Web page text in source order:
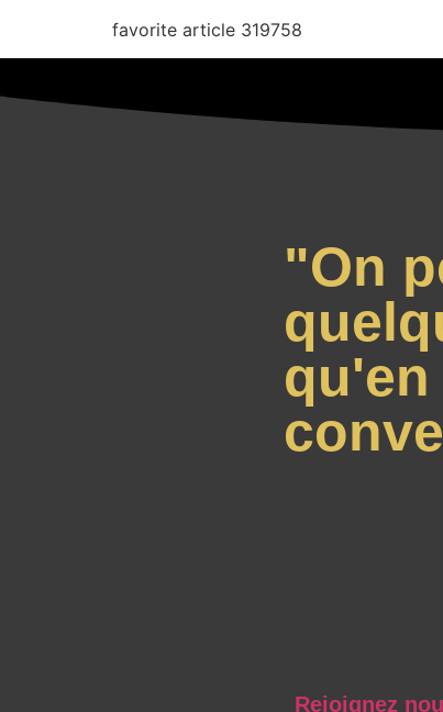
favorite article 319758
"On
qu'en
Rejoignez